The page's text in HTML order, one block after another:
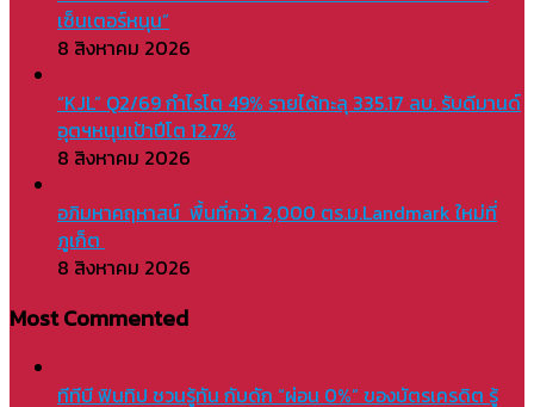
เซ็นเตอร์หนุน”
8 สิงหาคม 2026
“KJL” Q2/69 กำไรโต 49% รายได้ทะลุ 335.17 ลบ. รับดีมานด์
อุตฯหนุนเป้าปีโต 12.7%
8 สิงหาคม 2026
อภิมหาคฤหาสน์ พื้นที่กว่า 2,000 ตร.ม.Landmark ใหม่ที่
ภูเก็ต
8 สิงหาคม 2026
Most Commented
ทีทีบี ฟินทิป ชวนรู้ทัน กับดัก “ผ่อน 0%” ของบัตรเครดิต รู้